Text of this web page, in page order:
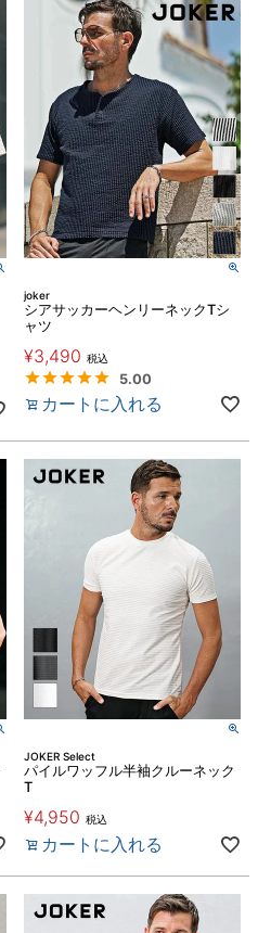
joker
シアサッカーヘンリーネックTシ
ャツ
¥3,490 税込
5.00
カートに入れる
JOKER Select
パイルワッフル半袖クルーネック
T
¥4,950 税込
カートに入れる